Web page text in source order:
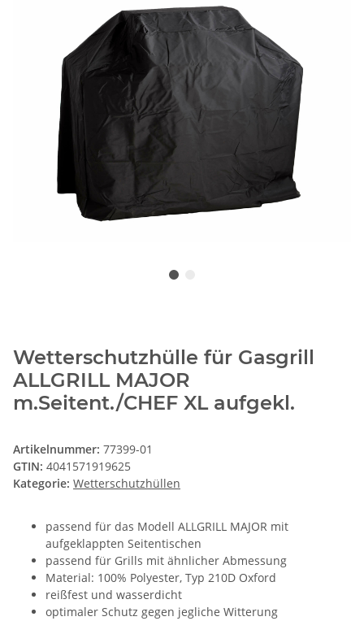
Wetterschutzhülle für Gasgrill
ALLGRILL MAJOR
m.Seitent./CHEF XL aufgekl.
Artikelnummer: 77399-01
GTIN: 4041571919625
Kategorie: Wetterschutzhüllen
passend für das Modell ALLGRILL MAJOR mit
aufgeklappten Seitentischen
passend für Grills mit ähnlicher Abmessung
Material: 100% Polyester, Typ 210D Oxford
reißfest und wasserdicht
optimaler Schutz gegen jegliche Witterung